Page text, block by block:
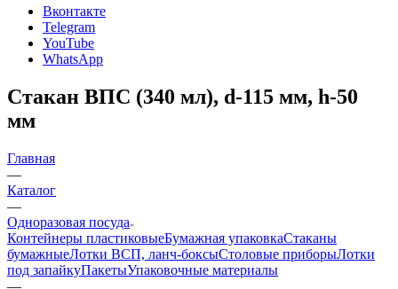
Вконтакте
Telegram
YouTube
WhatsApp
Стакан ВПС (340 мл), d-115 мм, h-50
мм
Главная
—
Каталог
—
Одноразовая посуда
Контейнеры пластиковыеБумажная упаковкаСтаканы
бумажныеЛотки ВСП, ланч-боксыСтоловые приборыЛотки
под запайкуПакетыУпаковочные материалы
—